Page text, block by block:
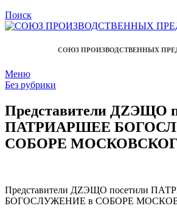
Поиск
СОЮЗ ПРОИЗВОДСТВЕННЫХ
Меню
Без рубрики
Представители ДZЭЩО
ПАТРИАРШЕЕ
СОБОРЕ
Представители ДZЭЩО посетили
БОГОСЛУЖЕНИЕ в СОБОРЕ